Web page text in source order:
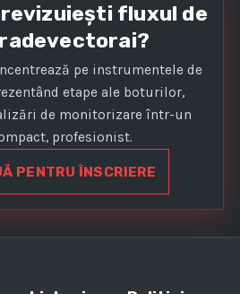
fluxul de
pe instrumentele de
etape ale boturilor,
de monitorizare într-un
profesionist.
PENTRU ÎNSCRIERE